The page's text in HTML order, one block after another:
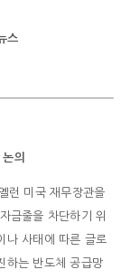
스
의
런 미국 재무장관을
금줄을 차단하기 위
나 사태에 따른 글로
하는 반도체 공급망